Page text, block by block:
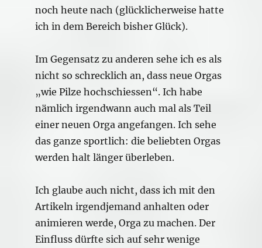
noch heute nach (glücklicherweise hatte
ich in dem Bereich bisher Glück).
Im Gegensatz zu anderen sehe ich es als
nicht so schrecklich an, dass neue Orgas
„wie Pilze hochschiessen“. Ich habe
nämlich irgendwann auch mal als Teil
einer neuen Orga angefangen. Ich sehe
das ganze sportlich: die beliebten Orgas
werden halt länger überleben.
Ich glaube auch nicht, dass ich mit den
Artikeln irgendjemand anhalten oder
animieren werde, Orga zu machen. Der
Einfluss dürfte sich auf sehr wenige